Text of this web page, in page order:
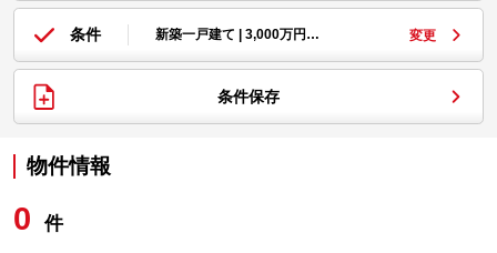
条件 新築一戸建て | 3,000万円… 変更
条件保存
物件情報
0 件